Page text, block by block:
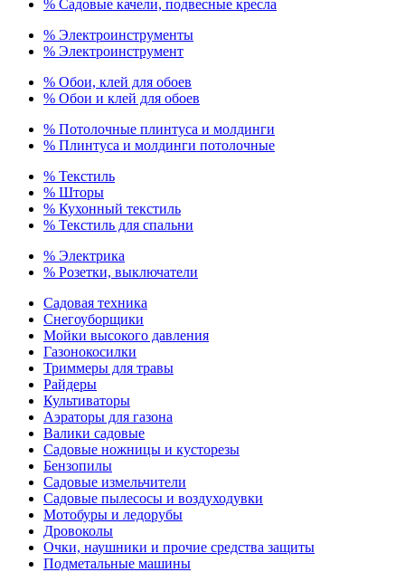
% Садовые качели, подвесные кресла
% Электроинструменты
% Электроинструмент
% Обои, клей для обоев
% Обои и клей для обоев
% Потолочные плинтуса и молдинги
% Плинтуса и молдинги потолочные
% Текстиль
% Шторы
% Кухонный текстиль
% Текстиль для спальни
% Электрика
% Розетки, выключатели
Садовая техника
Снегоуборщики
Мойки высокого давления
Газонокосилки
Триммеры для травы
Райдеры
Культиваторы
Аэраторы для газона
Валики садовые
Садовые ножницы и кусторезы
Бензопилы
Садовые измельчители
Садовые пылесосы и воздуходувки
Мотобуры и ледорубы
Дровоколы
Очки, наушники и прочие средства защиты
Подметальные машины